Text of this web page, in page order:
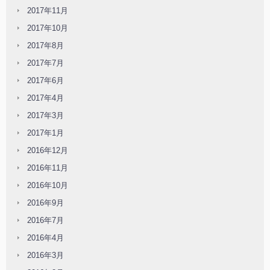
2017年11月
2017年10月
2017年8月
2017年7月
2017年6月
2017年4月
2017年3月
2017年1月
2016年12月
2016年11月
2016年10月
2016年9月
2016年7月
2016年4月
2016年3月